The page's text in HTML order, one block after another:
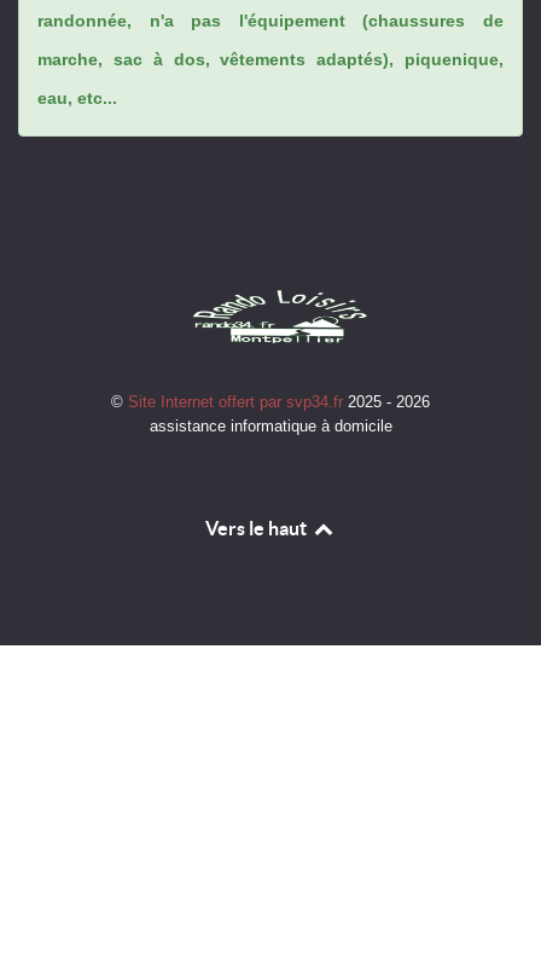
randonnée, n'a pas l'équipement (chaussures de
marche, sac à dos, vêtements adaptés), piquenique,
eau, etc...
© Site Internet offert par svp34.fr 2025 - 2026
assistance informatique à domicile
Vers le haut